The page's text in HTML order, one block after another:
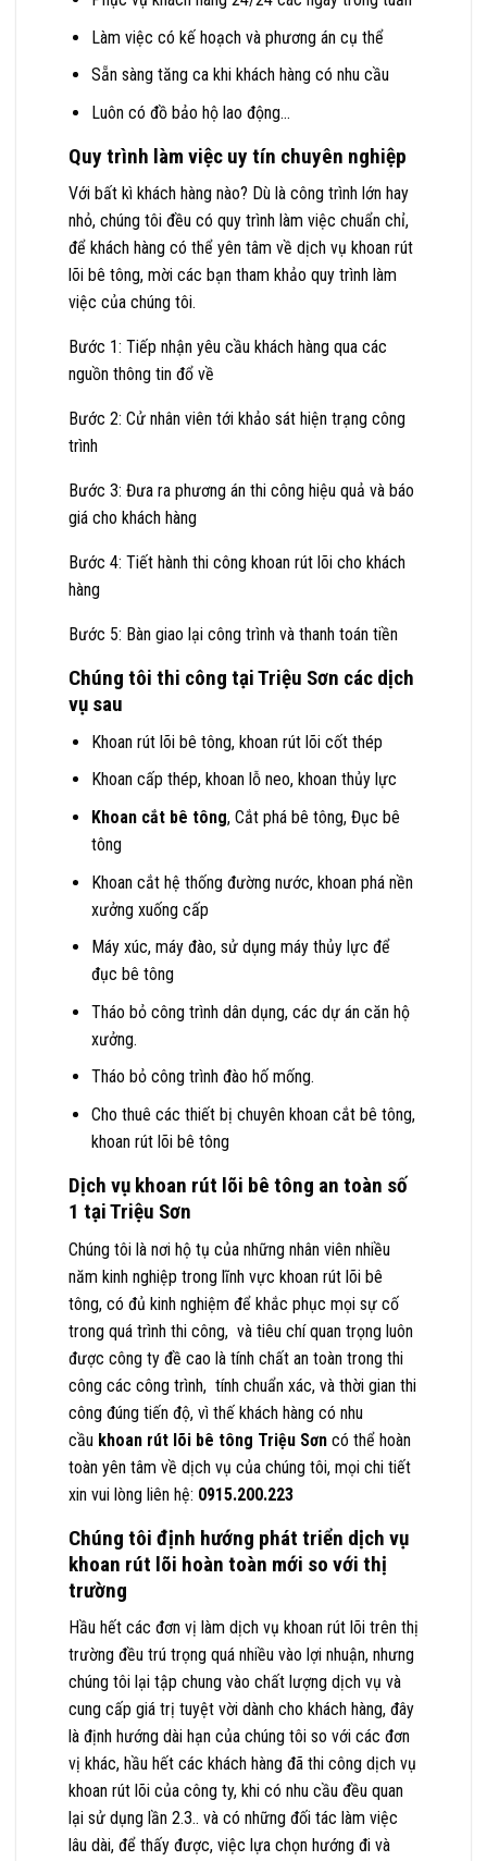
Làm việc có kế hoạch và phương án cụ thể
Sẵn sàng tăng ca khi khách hàng có nhu cầu
Luôn có đồ bảo hộ lao động…
Quy trình làm việc uy tín chuyên nghiệp
Với bất kì khách hàng nào? Dù là công trình lớn hay
nhỏ, chúng tôi đều có quy trình làm việc chuẩn chỉ,
để khách hàng có thể yên tâm về dịch vụ khoan rút
lõi bê tông, mời các bạn tham khảo quy trình làm
việc của chúng tôi.
Bước 1: Tiếp nhận yêu cầu khách hàng qua các
nguồn thông tin đổ về
Bước 2: Cử nhân viên tới khảo sát hiện trạng công
trình
Bước 3: Đưa ra phương án thi công hiệu quả và báo
giá cho khách hàng
Bước 4: Tiết hành thi công khoan rút lõi cho khách
hàng
Bước 5: Bàn giao lại công trình và thanh toán tiền
Chúng tôi thi công tại Triệu Sơn các dịch
vụ sau
Khoan rút lõi bê tông, khoan rút lõi cốt thép
Khoan cấp thép, khoan lỗ neo, khoan thủy lực
Khoan cắt bê tông, Cắt phá bê tông, Đục bê
tông
Khoan cắt hệ thống đường nước, khoan phá nền
xưởng xuống cấp
Máy xúc, máy đào, sử dụng máy thủy lực để
đục bê tông
Tháo bỏ công trình dân dụng, các dự án căn hộ
xưởng.
Tháo bỏ công trình đào hố mống.
Cho thuê các thiết bị chuyên khoan cắt bê tông,
khoan rút lõi bê tông
Dịch vụ khoan rút lõi bê tông an toàn số
1 tại Triệu Sơn
Chúng tôi là nơi hộ tụ của những nhân viên nhiều
năm kinh nghiệp trong lĩnh vực khoan rút lõi bê
tông, có đủ kinh nghiệm để khắc phục mọi sự cố
trong quá trình thi công, và tiêu chí quan trọng luôn
được công ty đề cao là tính chất an toàn trong thi
công các công trình, tính chuẩn xác, và thời gian thi
công đúng tiến độ, vì thế khách hàng có nhu
cầu khoan rút lõi bê tông Triệu Sơn có thể hoàn
toàn yên tâm về dịch vụ của chúng tôi, mọi chi tiết
xin vui lòng liên hệ: 0915.200.223
Chúng tôi định hướng phát triển dịch vụ
khoan rút lõi hoàn toàn mới so với thị
trường
Hầu hết các đơn vị làm dịch vụ khoan rút lõi trên thị
trường đều trú trọng quá nhiều vào lợi nhuận, nhưng
chúng tôi lại tập chung vào chất lượng dịch vụ và
cung cấp giá trị tuyệt vời dành cho khách hàng, đây
là định hướng dài hạn của chúng tôi so với các đơn
vị khác, hầu hết các khách hàng đã thi công dịch vụ
khoan rút lõi của công ty, khi có nhu cầu đều quan
lại sử dụng lần 2.3.. và có những đối tác làm việc
lâu dài, để thấy được, việc lựa chọn hướng đi và